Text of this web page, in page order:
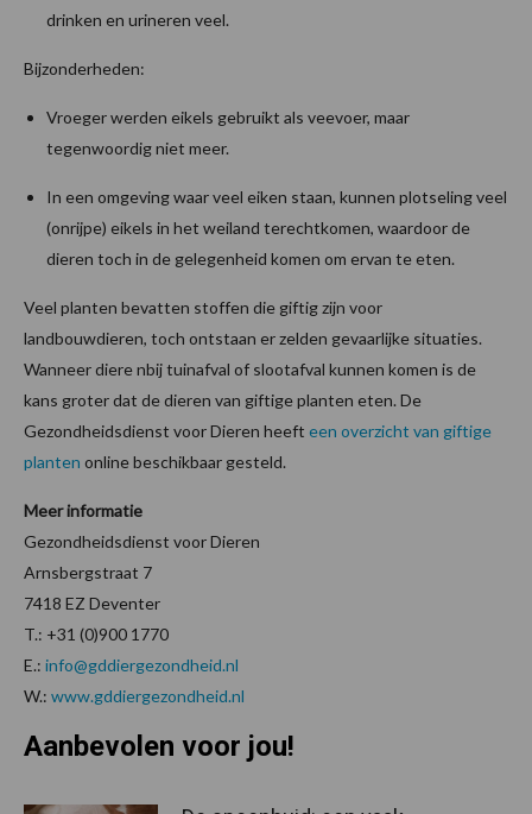
drinken en urineren veel.
Bijzonderheden:
Vroeger werden eikels gebruikt als veevoer, maar
tegenwoordig niet meer.
In een omgeving waar veel eiken staan, kunnen plotseling veel
(onrijpe) eikels in het weiland terechtkomen, waardoor de
dieren toch in de gelegenheid komen om ervan te eten.
Veel planten bevatten stoffen die giftig zijn voor
landbouwdieren, toch ontstaan er zelden gevaarlijke situaties.
Wanneer diere nbij tuinafval of slootafval kunnen komen is de
kans groter dat de dieren van giftige planten eten. De
Gezondheidsdienst voor Dieren heeft een overzicht van giftige
planten online beschikbaar gesteld.
Meer informatie
Gezondheidsdienst voor Dieren
Arnsbergstraat 7
7418 EZ Deventer
T.: +31 (0)900 1770
E.: info@gddiergezondheid.nl
W.: www.gddiergezondheid.nl
Aanbevolen voor jou!